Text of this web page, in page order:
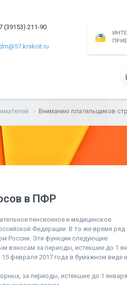
(39153) 211-90
Вниманию плательщиков
в ПФР
пенсионное и медицинское
Федерации. В то же время ряд
России. Эти функции следующие:
взносам за периоды, истекшие до 1
февраля 2017 года в бумажном виде
за периоды, истекшие до 1 января